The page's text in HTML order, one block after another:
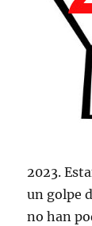
2023.
un golpe
no han